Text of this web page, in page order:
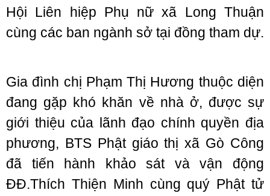
Hội Liên hiệp Phụ nữ xã Long Thuận
cùng các ban ngành sở tại đồng tham dự.
Gia đình chị Phạm Thị Hương thuộc diện
đang gặp khó khăn về nhà ở, được sự
giới thiệu của lãnh đạo chính quyền địa
phương, BTS Phật giáo thị xã Gò Công
đã tiến hành khảo sát và vận động
ĐĐ.Thích Thiện Minh cùng quý Phật tử